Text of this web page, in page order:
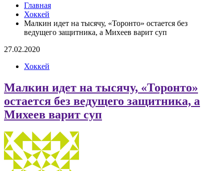
Главная
Хоккей
Малкин идет на тысячу, «Торонто» остается без
ведущего защитника, а Михеев варит суп
27.02.2020
Хоккей
Малкин идет на тысячу, «Торонто»
остается без ведущего защитника, а
Михеев варит суп